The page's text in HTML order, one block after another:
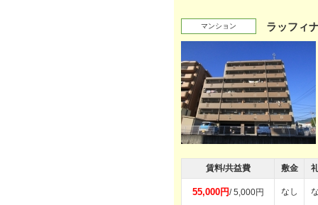
マンション ラッフィ
賃料/共益費 敷金
55,000円/ 5,000円 なし